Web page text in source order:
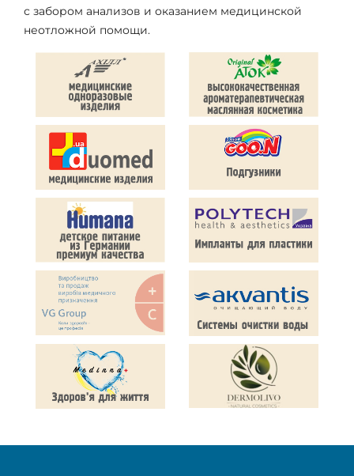
с забором анализов и оказанием медицинской
неотложной помощи.